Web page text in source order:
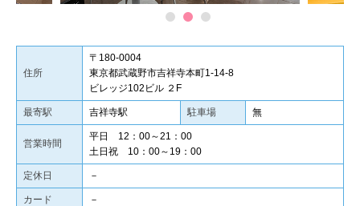
住所
〒180-0004
東京都武蔵野市吉祥寺本町1-14-8
ビレッジ102ビル ２F
最寄駅 吉祥寺駅 駐車場 無
営業時間
平日 12：00～21：00
土日祝 10：00～19：00
定休日 －
カード －